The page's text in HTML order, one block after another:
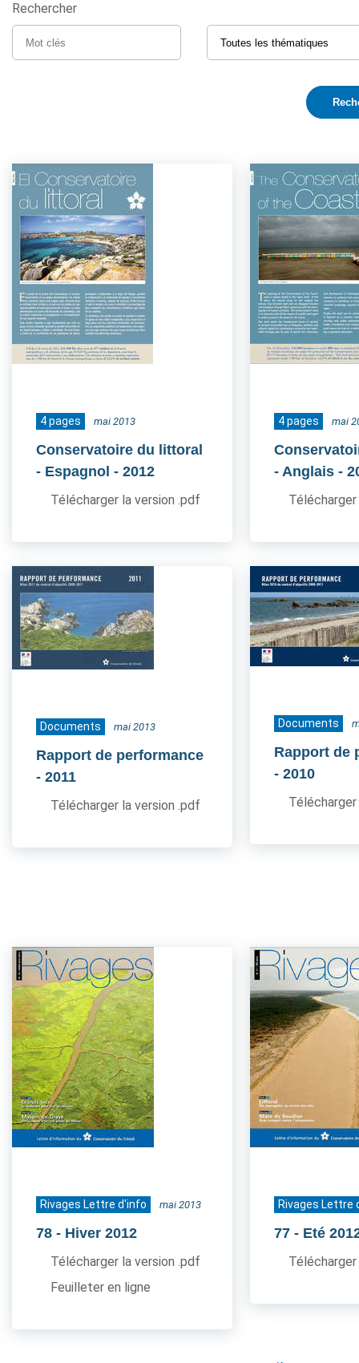
Rechercher
4 pages mai 2013
Conservatoire du littoral
- Espagnol - 2012
Télécharger la version .pdf
4 pages mai
- Anglais -
Documents mai 2013
Rapport de performance
- 2011
Télécharger la version .pdf
Documents
Rapport de
- 2010
Rivages Lettre d'info mai 2013
78 - Hiver 2012
Télécharger la version .pdf
Feuilleter en ligne
Rivages Lettre
77 - Eté